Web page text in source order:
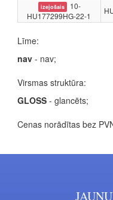
izejošais
10-
HU177299HG-22-1
Līme:
nav- nav;
Virsmas struktūra:
GLOSS- glancēts;
Cenas norādītas bez